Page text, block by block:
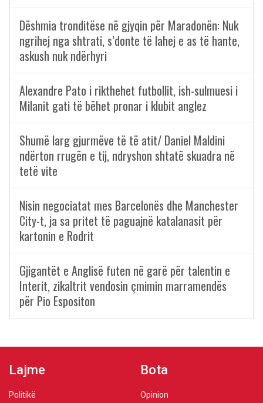
Dëshmia tronditëse në gjyqin për Maradonën: Nuk
ngrihej nga shtrati, s’donte të lahej e as të hante,
askush nuk ndërhyri
Alexandre Pato i rikthehet futbollit, ish-sulmuesi i
Milanit gati të bëhet pronar i klubit anglez
Shumë larg gjurmëve të të atit/ Daniel Maldini
ndërton rrugën e tij, ndryshon shtatë skuadra në
tetë vite
Nisin negociatat mes Barcelonës dhe Manchester
City-t, ja sa pritet të paguajnë katalanasit për
kartonin e Rodrit
Gjigantët e Anglisë futen në garë për talentin e
Interit, zikaltrit vendosin çmimin marramendës
për Pio Espositon
Lajme
Politikë
Bota
Opinion